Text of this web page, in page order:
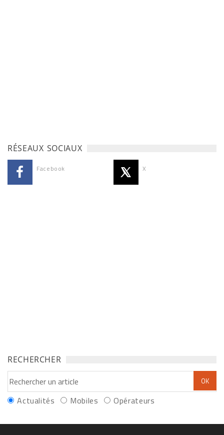
RÉSEAUX SOCIAUX
Facebook X
RECHERCHER
Actualités Mobiles Opérateurs